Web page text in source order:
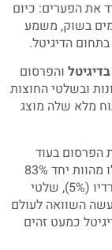
את הפערים: כיום
ע"י 20% מהמפרסמים בשוק, משמע
הדיגיטל.
והפרסום
ובשלטי החוצות
מלא שלה מוצג
מהווה 47% מעוגת הפרסום בעוד
הדיגיטל מהווה כ- 36%. שתי הפלטפורמות הללו מהוות יחד 83%
מעוגת הפרסום. שאר עוגת הפרסום מחולקת לרדיו (5%), שלטי
(6%) וקולנוע (2%). אם נעשה השוואה לעולם
כמעט זהים